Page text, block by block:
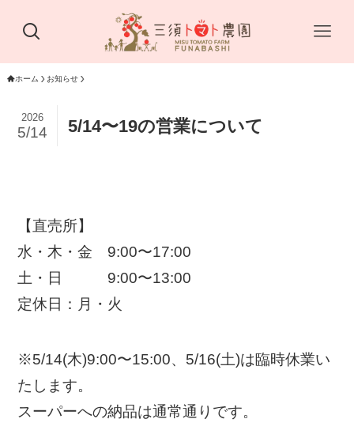
ホーム お知らせ
5/14〜19の営業について
2026
5/14
【直売所】
水・木・金 9:00〜17:00
土・日 9:00〜13:00
定休日：月・火
※5/14(木)9:00〜15:00、5/16(土)は臨時休業い
たします。
スーパーへの納品は通常通りです。